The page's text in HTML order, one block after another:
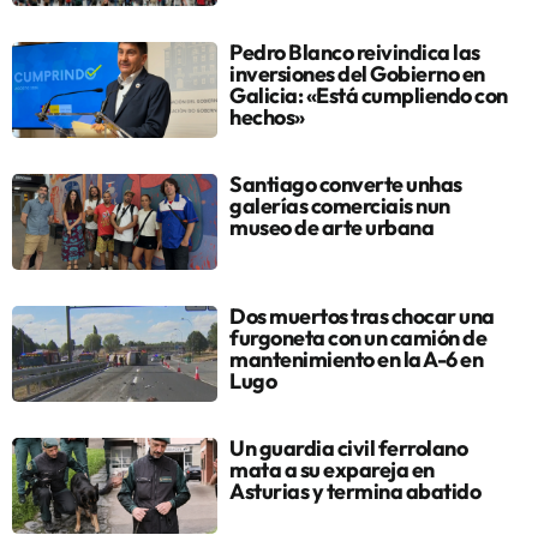
Pedro Blanco reivindica las
inversiones del Gobierno en
Galicia: «Está cumpliendo con
hechos»
Santiago converte unhas
galerías comerciais nun
museo de arte urbana
Dos muertos tras chocar una
furgoneta con un camión de
mantenimiento en la A-6 en
Lugo
Un guardia civil ferrolano
mata a su expareja en
Asturias y termina abatido